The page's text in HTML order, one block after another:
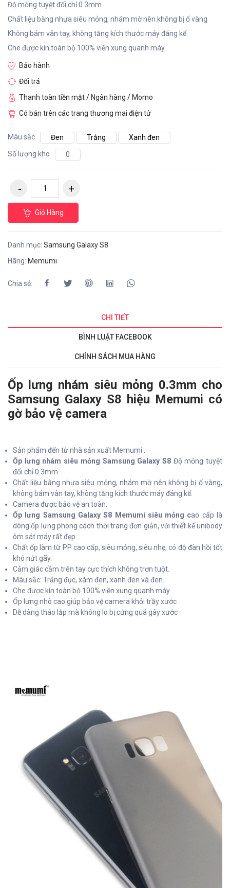
Độ mỏng tuyệt đối chỉ 0.3mm .
Chất liệu bằng nhựa siêu mỏng, nhám mờ nên không bị ố vàng
Không bám vân tay, không tăng kích thước máy đáng kể.
Che được kín toàn bộ 100% viền xung quanh máy .
Bảo hành
Đổi trả
Thanh toàn tiền mặt / Ngân hàng / Momo
Có bán trên các trang thương mai điện tử
Màu sắc Đen Trắng
Xanh đen
Số lượng kho
0
Giỏ Hàng
Danh mục: Samsung Galaxy S8
Hãng: Memumi
Chia sẻ:
CHI TIẾT
BÌNH LUẬT FACEBOOK
CHÍNH SÁCH MUA HÀNG
Ốp lưng nhám siêu mỏng 0.3mm cho
Samsung Galaxy S8 hiệu Memumi có
gờ bảo vệ camera
Sản phẩm đến từ nhà sản xuất Memumi .
Ốp lưng nhám siêu mỏng Samsung Galaxy S8 Độ mỏng tuyệt
đối chỉ 0.3mm .
Chất liệu bằng nhựa siêu mỏng, nhám mờ nên không bị ố vàng,
không bám vân tay, không tăng kích thước máy đáng kể.
Camera được bảo vệ an toàn.
Ốp lưng Samsung Galaxy S8 Memumi siêu mỏng cao cấp là
dòng ốp lưng phong cách thời trang đơn giản, với thiết kế unibody
ôm sát máy rất đẹp.
Chất ốp làm từ PP cao cấp, siêu mỏng, siêu nhẹ, có độ đàn hồi tốt
khó nứt gãy.
Cảm giác cầm trên tay cực thích không trơn tuột.
Màu sắc: Trắng đục, xám đen, xanh đen và đen.
Che được kín toàn bộ 100% viền xung quanh máy .
Ốp lưng nhô cao giúp bảo vệ camera khỏi trầy xước .
Dễ dàng tháo lắp mà không lo bị cứng quá gây xước